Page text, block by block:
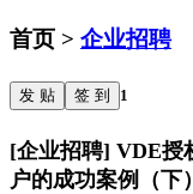
首页 > 企业招聘
发 贴 签 到 1
[企业招聘] VDE授
户的成功案例（下）